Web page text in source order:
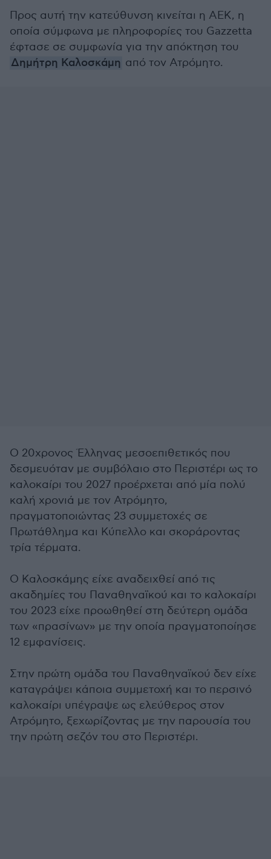
Προς αυτή την κατεύθυνση κινείται η ΑΕΚ, η
οποία σύμφωνα με πληροφορίες του Gazzetta
έφτασε σε συμφωνία για την απόκτηση του
Δημήτρη Καλοσκάμη από τον Ατρόμητο.
Ο 20χρονος Έλληνας μεσοεπιθετικός που
δεσμευόταν με συμβόλαιο στο Περιστέρι ως το
καλοκαίρι του 2027 προέρχεται από μία πολύ
καλή χρονιά με τον Ατρόμητο,
πραγματοποιώντας 23 συμμετοχές σε
Πρωτάθλημα και Κύπελλο και σκοράροντας
τρία τέρματα.
Ο Καλοσκάμης είχε αναδειχθεί από τις
ακαδημίες του Παναθηναϊκού και το καλοκαίρι
του 2023 είχε προωθηθεί στη δεύτερη ομάδα
των «πρασίνων» με την οποία πραγματοποίησε
12 εμφανίσεις.
Στην πρώτη ομάδα του Παναθηναϊκού δεν είχε
καταγράψει κάποια συμμετοχή και το περσινό
καλοκαίρι υπέγραψε ως ελεύθερος στον
Ατρόμητο, ξεχωρίζοντας με την παρουσία του
την πρώτη σεζόν του στο Περιστέρι.